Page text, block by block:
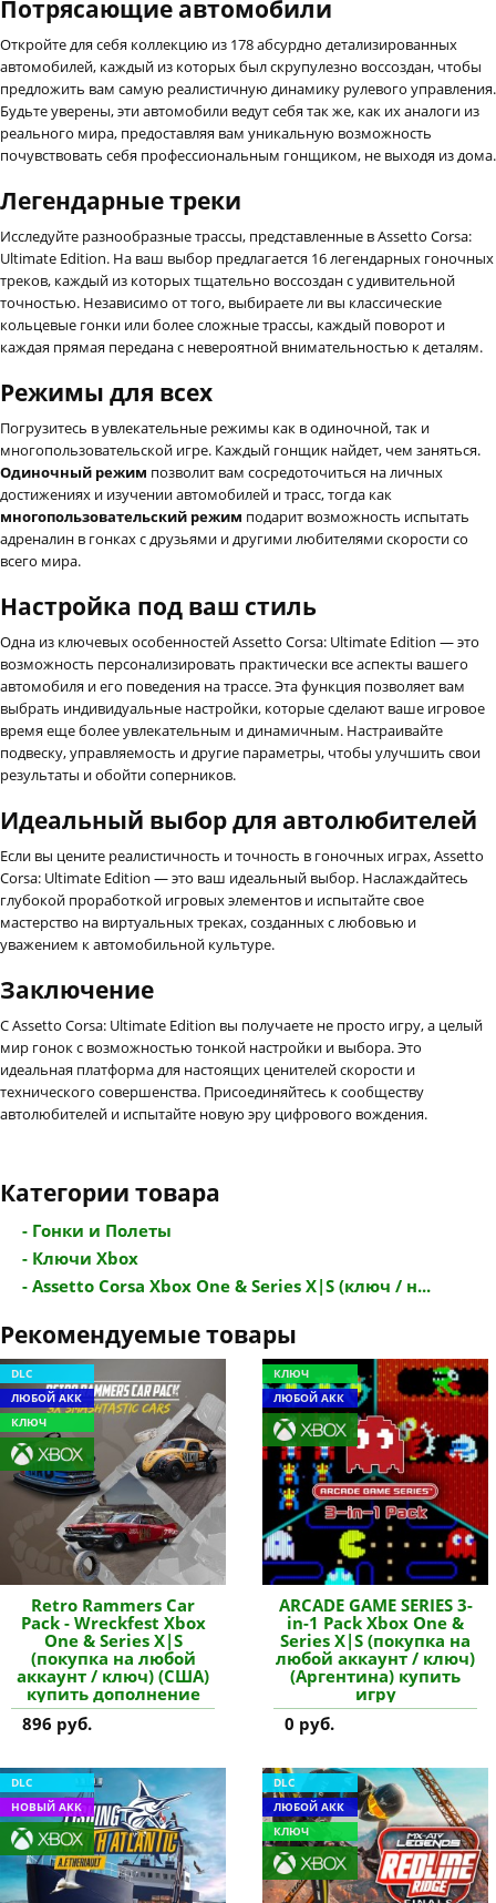
Потрясающие автомобили
Откройте для себя коллекцию из 178 абсурдно детализированных
автомобилей, каждый из которых был скрупулезно воссоздан, чтобы
предложить вам самую реалистичную динамику рулевого управления.
Будьте уверены, эти автомобили ведут себя так же, как их аналоги из
реального мира, предоставляя вам уникальную возможность
почувствовать себя профессиональным гонщиком, не выходя из дома.
Легендарные треки
Исследуйте разнообразные трассы, представленные в Assetto Corsa:
Ultimate Edition. На ваш выбор предлагается 16 легендарных гоночных
треков, каждый из которых тщательно воссоздан с удивительной
точностью. Независимо от того, выбираете ли вы классические
кольцевые гонки или более сложные трассы, каждый поворот и
каждая прямая передана с невероятной внимательностью к деталям.
Режимы для всех
Погрузитесь в увлекательные режимы как в одиночной, так и
многопользовательской игре. Каждый гонщик найдет, чем заняться.
Одиночный режим позволит вам сосредоточиться на личных
достижениях и изучении автомобилей и трасс, тогда как
многопользовательский режим подарит возможность испытать
адреналин в гонках с друзьями и другими любителями скорости со
всего мира.
Настройка под ваш стиль
Одна из ключевых особенностей Assetto Corsa: Ultimate Edition — это
возможность персонализировать практически все аспекты вашего
автомобиля и его поведения на трассе. Эта функция позволяет вам
выбрать индивидуальные настройки, которые сделают ваше игровое
время еще более увлекательным и динамичным. Настраивайте
подвеску, управляемость и другие параметры, чтобы улучшить свои
результаты и обойти соперников.
Идеальный выбор для автолюбителей
Если вы цените реалистичность и точность в гоночных играх, Assetto
Corsa: Ultimate Edition — это ваш идеальный выбор. Наслаждайтесь
глубокой проработкой игровых элементов и испытайте свое
мастерство на виртуальных треках, созданных с любовью и
уважением к автомобильной культуре.
Заключение
С Assetto Corsa: Ultimate Edition вы получаете не просто игру, а целый
мир гонок с возможностью тонкой настройки и выбора. Это
идеальная платформа для настоящих ценителей скорости и
технического совершенства. Присоединяйтесь к сообществу
автолюбителей и испытайте новую эру цифрового вождения.
Категории товара
- Гонки и Полеты
- Ключи Xbox
- Assetto Corsa Xbox One & Series X|S (ключ / н...
Рекомендуемые товары
DLC
ЛЮБОЙ АКК
КЛЮЧ
Retro Rammers Car
Pack - Wreckfest Xbox
One & Series X|S
(покупка на любой
аккаунт / ключ) (США)
купить дополнение
896 руб.
КЛЮЧ
ЛЮБОЙ АКК
ARCADE GAME SERIES 3-
in-1 Pack Xbox One &
Series X|S (покупка на
любой аккаунт / ключ)
(Аргентина) купить
игру
0 руб.
DLC
НОВЫЙ АКК
DLC
ЛЮБОЙ АКК
КЛЮЧ